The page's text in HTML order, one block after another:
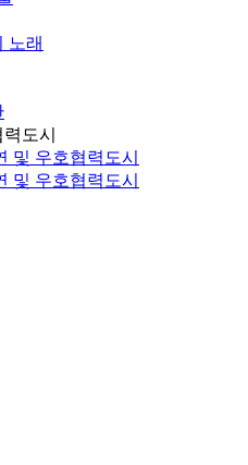
노래
도시
및 우호협력도시
및 우호협력도시